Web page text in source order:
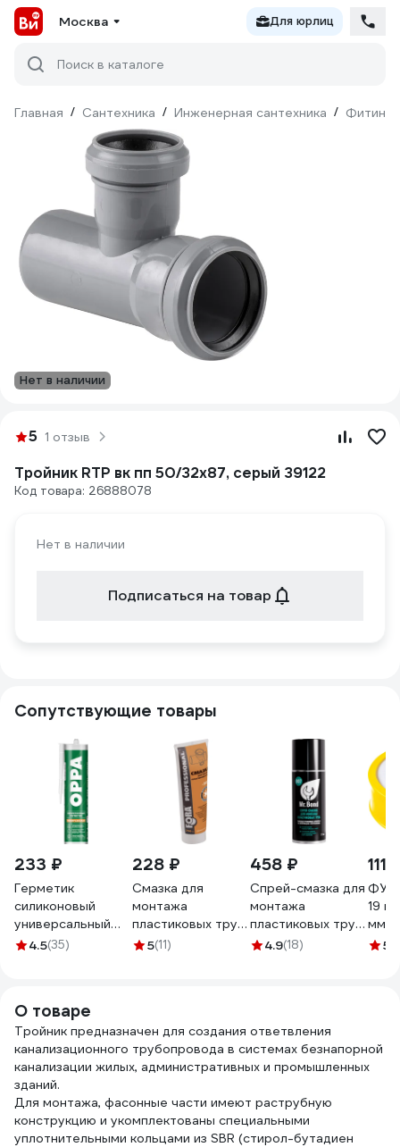
Москва Для юрлиц
Поиск в каталоге
Главная / Сантехника / Инженерная сантехника / Фитинги
Нет в наличии
5 1 отзыв
Тройник RTP вк пп 50/32x87, серый 39122
Код товара: 26888078
Нет в наличии
Подписаться на товар
Сопутствующие товары
233 ₽
Герметик
силиконовый
универсальный
OPPA U
4.5(35)
228 ₽
Смазка для
монтажа
пластиковых труб
FORA 250 мл
5(11)
458 ₽
Спрей-смазка для
монтажа
пластиковых труб
ПВХ Mr.Bond 907
4.9(18)
111
ФУМ
19
мм
5
О товаре
Тройник предназначен для создания ответвления
канализационного трубопровода в системах безнапорной
канализации жилых, административных и промышленных
зданий.
Для монтажа, фасонные части имеют раструбную
конструкцию и укомплектованы специальными
уплотнительными кольцами из SBR (стирол-бутадиен